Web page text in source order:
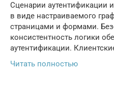
Сценарии аутентификации
в виде настраиваемого
страницами и формами.
консистентность логики
аутентификации.
Читать полностью